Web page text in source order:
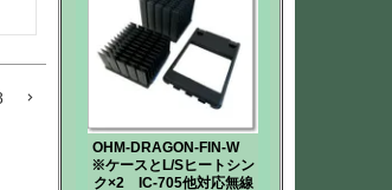
OHM-DRAGON-FIN-W
※ケースとL/Sヒートシン
ク×2 IC-705他対応無線